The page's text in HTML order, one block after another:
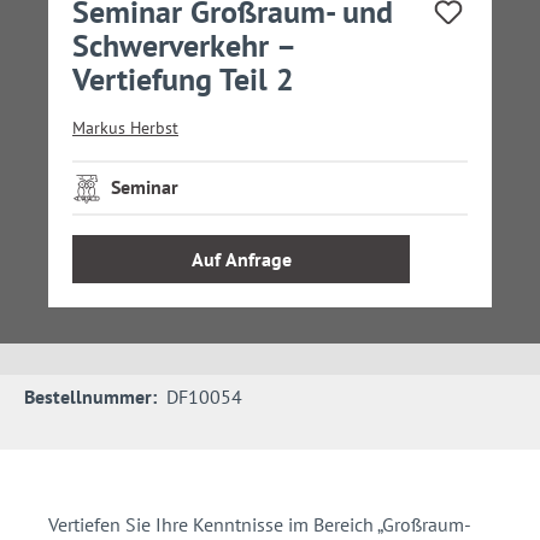
Seminar Großraum- und
Schwerverkehr –
Vertiefung Teil 2
Markus Herbst
Seminar
Auf Anfrage
Bestellnummer: DF10054
Vertiefen Sie Ihre Kenntnisse im Bereich „Großraum-